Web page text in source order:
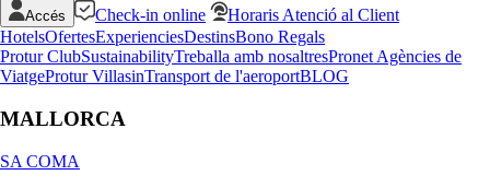
Accés Check-in online
Horaris Atenció al Client
HotelsOfertesExperienciesDestinsBono Regals
Protur ClubSustainabilityTreballa amb nosaltresPronet Agències de
ViatgeProtur VillasinTransport de l'aeroportBLOG
MALLORCA
SA COMA